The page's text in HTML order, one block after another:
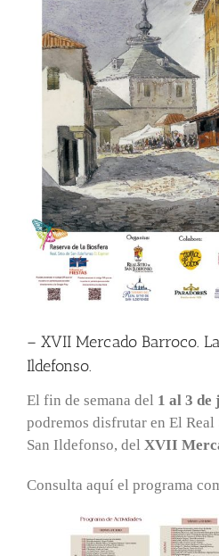
– XVII Mercado Barroco.
Ildefonso.
El fin de semana del 1 al 3 de
podremos disfrutar en El
San Ildefonso, del XVII
Consulta aquí el programa